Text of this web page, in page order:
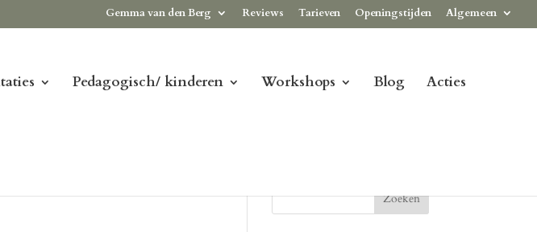
Gemma van den Berg Reviews Tarieven Openingstijden Algemeen
Pedagogisch/ kinderen Workshops Blog Acties
Zoeken